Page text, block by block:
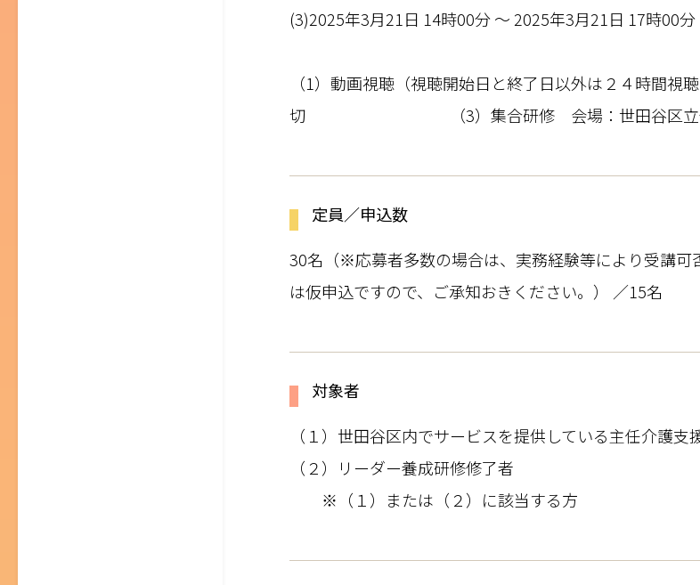
(3)2025年3月21日 14時00分 ～ 2025年3月21日 17時00分
（1）動画視聴（視聴開始日と終了日以外は２４
切 （3）集合研修 会場：世田谷区立保健医
定員／申込数
30名（※応募者多数の場合は、実務経験等により受講
は仮申込ですので、ご承知おきください。） ／15名
対象者
（１）世田谷区内でサービスを提供している主任介護支
（２）リーダー養成研修修了者
※（１）または（２）に該当する方